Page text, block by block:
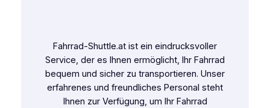
Fahrrad-Shuttle.at ist ein eindrucksvoller
Service, der es Ihnen ermöglicht, Ihr Fahrrad
bequem und sicher zu transportieren. Unser
erfahrenes und freundliches Personal steht
Ihnen zur Verfügung, um Ihr Fahrrad